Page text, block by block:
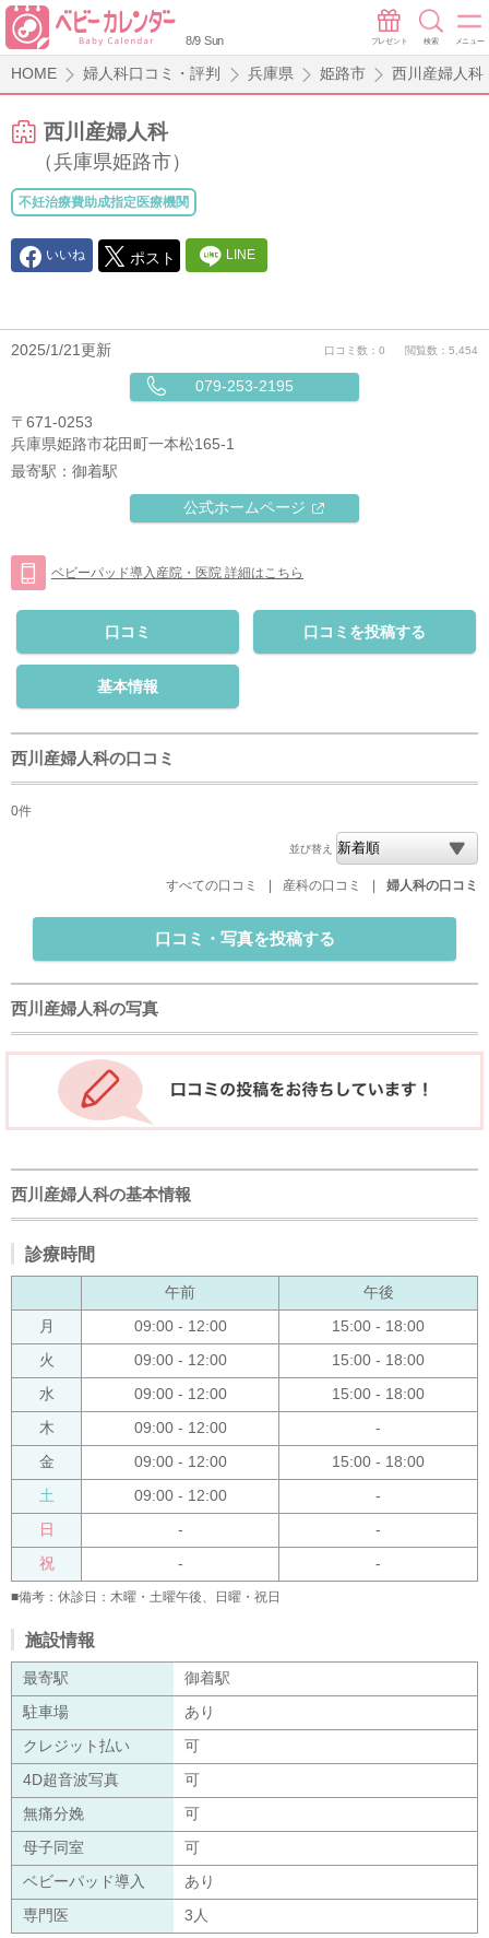
8/9 Sun プレゼント 検索 メニュー
HOME 婦人科口コミ・評判 兵庫県 姫路市 西川産婦人科
西川産婦人科
（兵庫県姫路市）
不妊治療費助成指定医療機関
いいね ポスト LINE
2025/1/21更新 口コミ数：0 閲覧数：5,454
079-253-2195
〒671-0253
兵庫県姫路市花田町一本松165-1
最寄駅： 御着駅
公式ホームページ
ベビーパッド導入産院・医院 詳細はこちら
口コミ 口コミを投稿する
基本情報
西川産婦人科の口コミ
0件
並び替え
すべての口コミ | 産科の口コミ | 婦人科の口コミ
口コミ・写真を投稿する
西川産婦人科の写真
西川産婦人科の基本情報
診療時間
午前 午後
月 09:00 - 12:00 15:00 - 18:00
火 09:00 - 12:00 15:00 - 18:00
水 09:00 - 12:00 15:00 - 18:00
木 09:00 - 12:00 -
金 09:00 - 12:00 15:00 - 18:00
土 09:00 - 12:00 -
日 - -
祝 - -
■備考：休診日：木曜・土曜午後、日曜・祝日
施設情報
最寄駅 御着駅
駐車場 あり
クレジット払い 可
4D超音波写真 可
無痛分娩 可
母子同室 可
ベビーパッド導入 あり
専門医 3人